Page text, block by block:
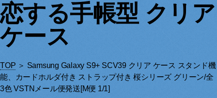
恋する手帳型 クリア
ケース
TOP ＞ Samsung Galaxy S9+ SCV39 クリア ケース スタンド機
能、カードホルダ付き ストラップ付き 桜シリーズ グリーン/全
3色 VSTNメール便発送[M便 1/1]